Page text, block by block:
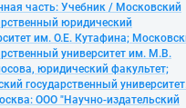
часть: Учебник / Московский
юридический
им. О.Е. Кутафина;
университет им. М.В.
юридический факультет;
государственный
ООО "Научно-издательский